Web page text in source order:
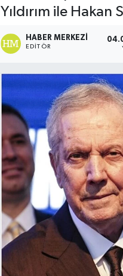
Yıldırım ile
HABER MERKEZI
EDITÖR